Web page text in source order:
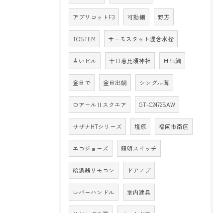
アプリコットF3 可動棚 野方
TOSTEM サーモスタット混合水栓
古いビル 十日恵比須神社 目出鯛
金目で 金目出鯛 シングル葺
ロアールⅡスクエア GT-C2472SAW
サザナHTシリーズ 塩原 福岡市南区
エコジョーズ 照明スイッチ
給湯器リモコン ドアノブ
レバーハンドル 室内建具